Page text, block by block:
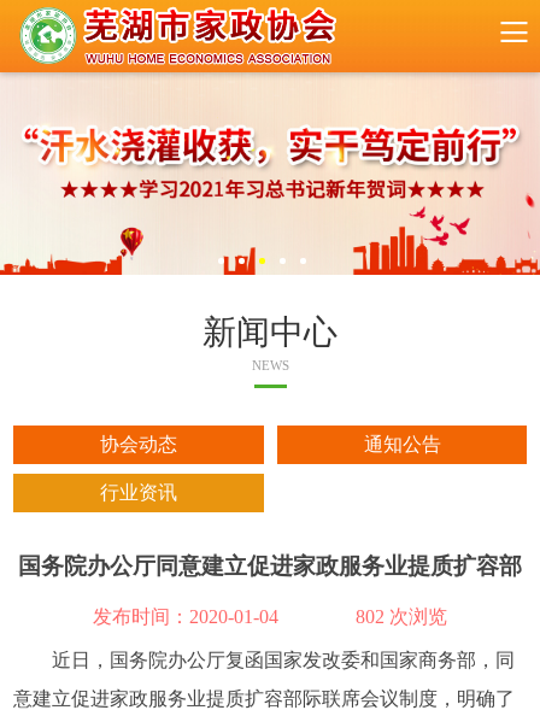
新闻中心
NEWS
协会动态 通知公告
行业资讯
国务院办公厅同意建立促进家政服务业提质扩容部
际联席会议制度
发布时间：2020-01-04 802 次浏览
近日，国务院办公厅复函国家发改委和国家商务部，同
意建立促进家政服务业提质扩容部际联席会议制度，明确了